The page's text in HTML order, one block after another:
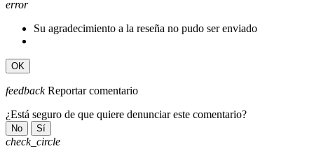
error
Su agradecimiento a la reseña no pudo ser enviado
OK
feedback Reportar comentario
¿Está seguro de que quiere denunciar este comentario?
No Sí
check_circle